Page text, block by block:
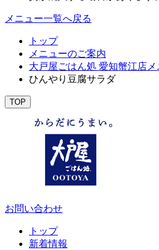
メニュー一覧へ戻る
トップ
メニューのご案内
大戸屋ごはん処 愛知蟹江店
ひんやり豆腐サラダ
TOP
お問い合わせ
トップ
新着情報